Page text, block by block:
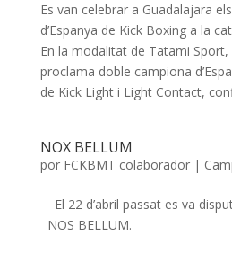
Es van celebrar a Guadalajara
d’Espanya de Kick Boxing a la
En la modalitat de Tatami Sport,
proclama doble campiona
de Kick Light i Light Contact,
NOX BELLUM
por FCKBMT colaborador|
El 22 d’abril passat es va
NOS BELLUM.